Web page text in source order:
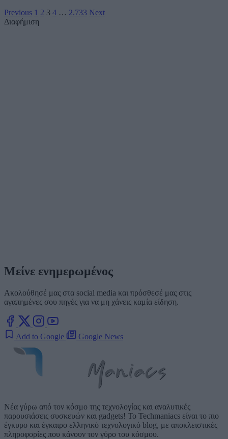
Previous 1 2 3 4 … 2.733 Next
Διαφήμιση
Μείνε ενημερωμένος
Ακολούθησέ μας στα social media και πρόσθεσέ μας στις
αγαπημένες σου πηγές για να μη χάνεις καμία είδηση.
Add to Google Google News
Νέα γύρω από τον κόσμο της τεχνολογίας και αναλυτικές
παρουσιάσεις συσκευών και gadgets! Το Techmaniacs είναι το πιο
έγκυρο και έγκαιρο ελληνικό τεχνολογικό blog, με αποκλειστικές
πληροφορίες που κάνουν τον γύρο του κόσμου.